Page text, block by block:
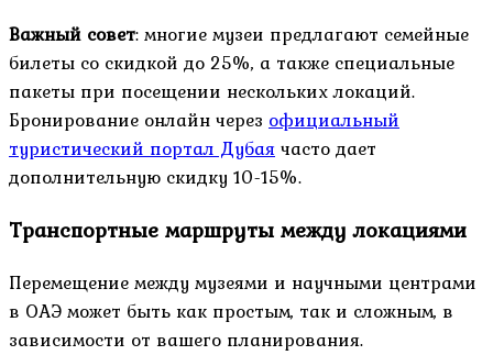
Важный совет: многие музеи предлагают семейные
билеты со скидкой до 25%, а также специальные
пакеты при посещении нескольких локаций.
Бронирование онлайн через официальный
туристический портал Дубаячасто дает
дополнительную скидку 10-15%.
Транспортные маршруты между локациями
Перемещение между музеями и научными центрами
в ОАЭ может быть как простым, так и сложным, в
зависимости от вашего планирования.